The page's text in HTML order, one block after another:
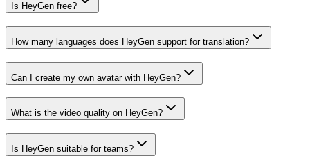
Is HeyGen free?
How many languages does HeyGen support for translation?
Can I create my own avatar with HeyGen?
What is the video quality on HeyGen?
Is HeyGen suitable for teams?